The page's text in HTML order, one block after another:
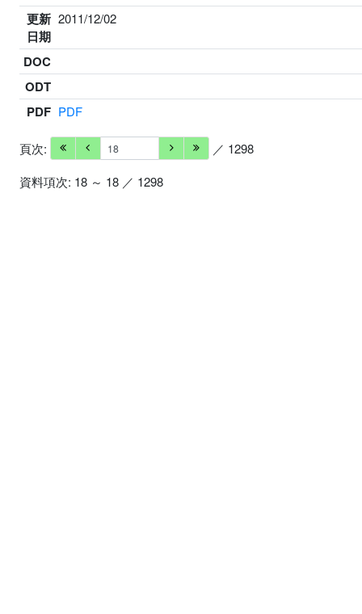
更新
日期
2011/12/02
DOC
ODT
PDF PDF
頁次:
／ 1298
資料項次: 18 ～ 18 ／ 1298